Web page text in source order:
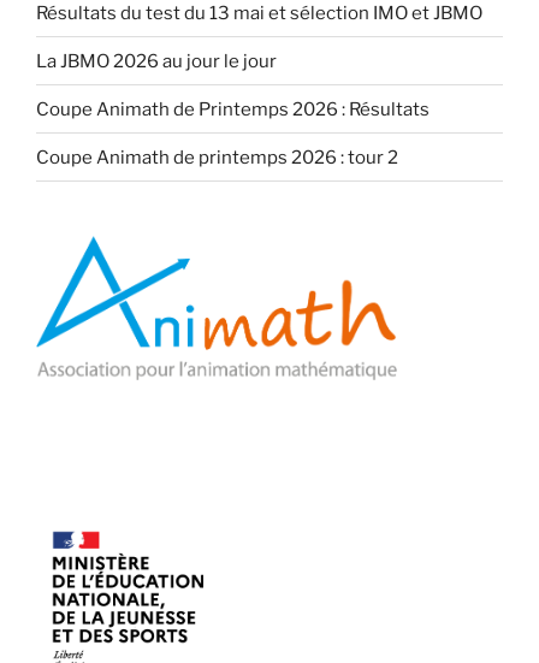
Résultats du test du 13 mai et sélection IMO et JBMO
La JBMO 2026 au jour le jour
Coupe Animath de Printemps 2026 : Résultats
Coupe Animath de printemps 2026 : tour 2